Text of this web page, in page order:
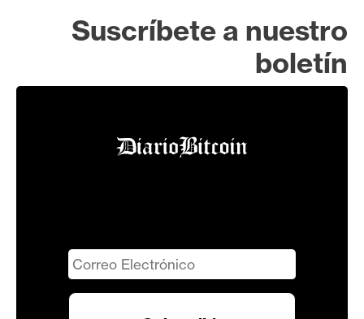
Suscríbete a nuestro
boletín